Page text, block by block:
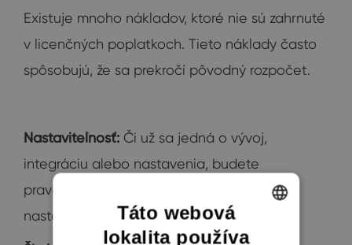
Existuje mnoho nákladov, ktoré nie sú zahrnuté
v licenčných poplatkoch. Tieto náklady často
spôsobujú, že sa prekročí pôvodný rozpočet.
Nastaviteľnosť: Či už sa jedná o vývoj,
integráciu alebo nastavenia, budete
pravdepodobne potrebovať nejakú formu
nastaviteľnosti.
ENGLISH
Táto webová
lokalita používa